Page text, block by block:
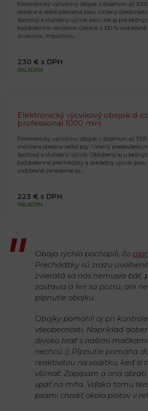
Elektronický výcvikový obojok s dosahom až
stredné a veľké plemená psov. Určený
športový a služobný výcvik psov, ale aj pre
každodenné venčenie. Odolné a 100 %
zvukovou, impulznou,…
230 € s DPH
SKLADEM
Elektronický výcvikový obojok d-
professional 1000 mini
Elektronický výcvikový obojok s dosahom až
menšie a stredne veľké psy. Určený
športový a služobný výcvik. Obľúbený aj u
každodenné prechádzky a základný výcvik
vodotesné zariadenie so…
223 € s DPH
SKLADEM
Obaja rýchlo pochopili, čo
Prechádzky sú zrazu
zvieratá sa nás nemusia báť,
zastavia a len sa pozrú, ani
pípnutie obojku.
Obojky pomohli aj pri
všeobecnosti. Napríklad
divoko hrať s našimi
nechcú :). Pípnutie pomáha
reaktivitou na vodítku, keď si
všímať. Zapípam a ona obráti
späť na mňa. Vďaka tomu
psami chodiť okolo plotov v